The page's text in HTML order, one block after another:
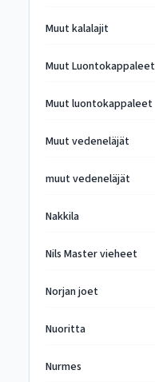
Muut kalalajit
Muut Luontokappaleet
Muut luontokappaleet
Muut vedeneläjät
muut vedeneläjät
Nakkila
Nils Master vieheet
Norjan joet
Nuoritta
Nurmes